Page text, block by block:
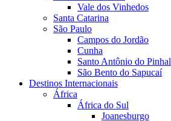
Vale dos Vinhedos
Santa Catarina
São Paulo
Campos do Jordão
Cunha
Santo Antônio do Pinhal
São Bento do Sapucaí
Destinos Internacionais
África
África do Sul
Joanesburgo